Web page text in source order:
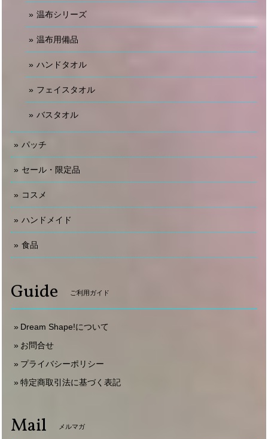
温布シリーズ
温布用備品
ハンドタオル
フェイスタオル
バスタオル
パッチ
セール・限定品
コスメ
ハンドメイド
食品
Guide ご利用ガイド
Dream Shape!について
お問合せ
プライバシーポリシー
特定商取引法に基づく表記
Mail メルマガ